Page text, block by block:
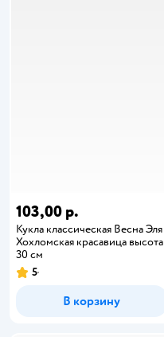
103,00 р.
Кукла классическая Весна Эля
Хохломская красавица высота
30 см
5
В корзину